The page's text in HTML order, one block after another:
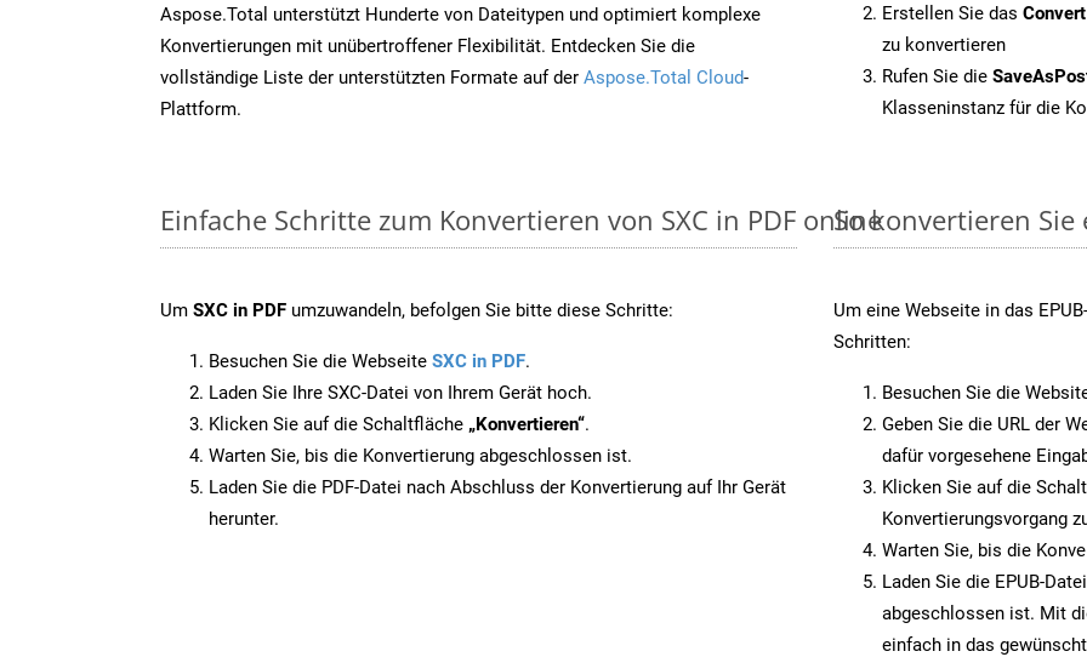
Aspose.Total unterstützt Hunderte von Dateitypen und optimiert komplexe
Konvertierungen mit unübertroffener Flexibilität. Entdecken Sie die
vollständige Liste der unterstützten Formate auf der Aspose.Total Cloud-
Plattform.
Erstellen Sie das
zu konvertieren
Rufen Sie die
Klasseninstanz für die
Einfache Schritte zum Konvertieren von SXC in PDF online
Um SXC in PDF umzuwandeln, befolgen Sie bitte diese Schritte:
Besuchen Sie die Webseite SXC in PDF.
Laden Sie Ihre SXC-Datei von Ihrem Gerät hoch.
Klicken Sie auf die Schaltfläche „Konvertieren“.
Warten Sie, bis die Konvertierung abgeschlossen ist.
Laden Sie die PDF-Datei nach Abschluss der Konvertierung auf Ihr Gerät
herunter.
So konvertieren Sie
Um eine Webseite in das
Schritten:
Besuchen Sie die
Geben Sie die URL der
dafür vorgesehene
Klicken Sie auf die
Konvertierungsvorgang
Warten Sie, bis die
Laden Sie die EPUB-
abgeschlossen ist. Mit
einfach in das